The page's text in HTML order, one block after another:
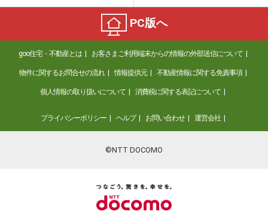
PC版へ
goo住宅・不動産とは お客さまご利用端末からの情報の外部送信について
物件に関するお問合せの流れ 情報提供元 不動産情報に関する免責事項
個人情報の取り扱いについて 消費税に関する表記について
プライバシーポリシー ヘルプ お問い合わせ 運営会社
©NTT DOCOMO